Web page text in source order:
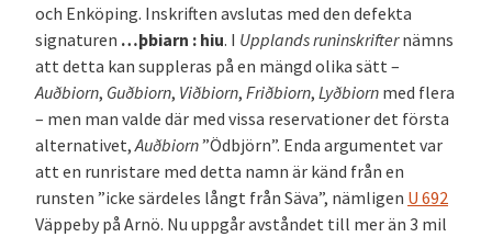
och Enköping. Inskriften avslutas med den defekta
signaturen …þbiarn : hiu. I Upplands runinskrifternämns
att detta kan suppleras på en mängd olika sätt –
Auðbiorn, Guðbiorn, Viðbiorn, Friðbiorn, Lyðbiorn med flera
– men man valde där med vissa reservationer det första
alternativet, Auðbiorn”Ödbjörn”. Enda argumentet var
att en runristare med detta namn är känd från en
runsten ”icke särdeles långt från Säva”, nämligen U 692
Väppeby på Arnö. Nu uppgår avståndet till mer än 3 mil